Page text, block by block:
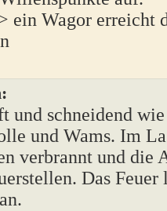
ein Wagor erreicht
und schneidend
und Wams. Im
verbrannt und die
Das